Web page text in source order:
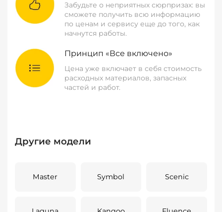
Забудьте о неприятных сюрпризах: вы
сможете получить всю информацию
по ценам и сервису еще до того, как
начнутся работы.
Принцип «Все включено»
Цена уже включает в себя стоимость
расходных материалов, запасных
частей и работ.
Другие модели
Master Symbol Scenic